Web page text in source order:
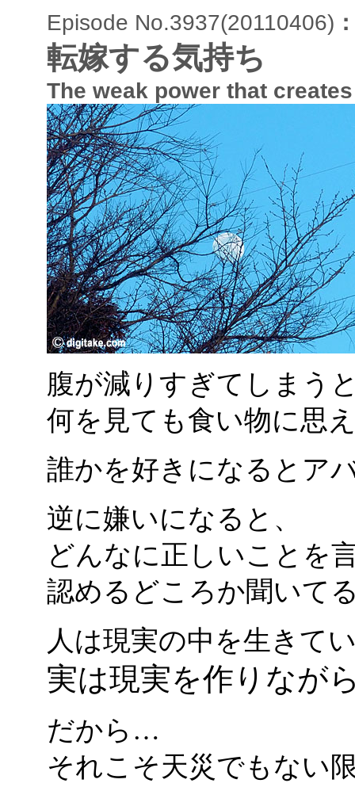
Episode No.3937(20110406)
転嫁する気持ち
The weak power that
腹が減りすぎてしまう
何を見ても食い物に思
誰かを好きになるとア
逆に嫌いになると、
どんなに正しいことを
認めるどころか聞いて
人は現実の中を生きて
実は現実を作りなが
だから…
それこそ天災でもない